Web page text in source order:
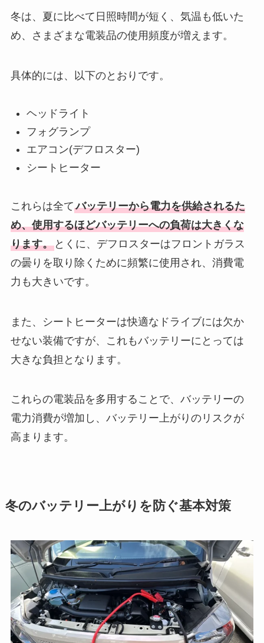
冬は、夏に比べて日照時間が短く、気温も低いた
め、さまざまな電装品の使用頻度が増えます。
具体的には、以下のとおりです。
ヘッドライト
フォグランプ
エアコン(デフロスター)
シートヒーター
これらは全てバッテリーから電力を供給されるた
め、使用するほどバッテリーへの負荷は大きくな
ります。とくに、デフロスターはフロントガラス
の曇りを取り除くために頻繁に使用され、消費電
力も大きいです。
また、シートヒーターは快適なドライブには欠か
せない装備ですが、これもバッテリーにとっては
大きな負担となります。
これらの電装品を多用することで、バッテリーの
電力消費が増加し、バッテリー上がりのリスクが
高まります。
冬のバッテリー上がりを防ぐ基本対策